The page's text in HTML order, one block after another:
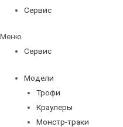
Сервис
Меню
Сервис
Модели
Трофи
Краулеры
Монстр-траки